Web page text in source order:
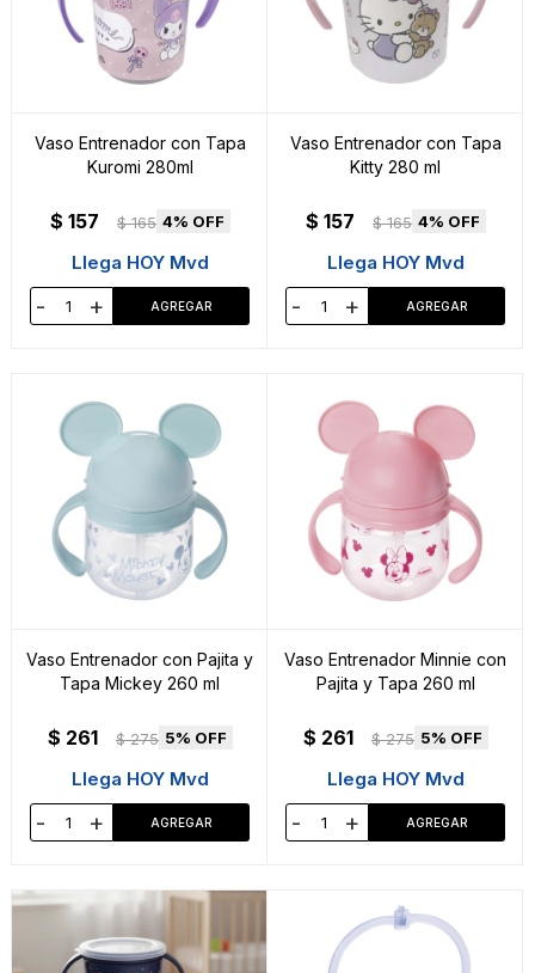
Vaso Entrenador con Tapa
Kuromi 280ml
$ 157 $ 165 4
Llega HOY Mvd
- +
Vaso Entrenador con Tapa
Kitty 280 ml
$ 157 $ 165 4
Llega HOY Mvd
- +
Vaso Entrenador con Pajita y
Tapa Mickey 260 ml
$ 261 $ 275 5
Llega HOY Mvd
- +
Vaso Entrenador Minnie con
Pajita y Tapa 260 ml
$ 261 $ 275 5
Llega HOY Mvd
- +